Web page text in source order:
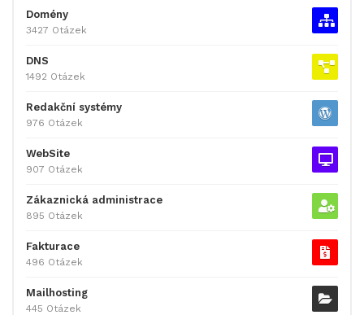
Domény
3427 Otázek
DNS
1492 Otázek
Redakční systémy
976 Otázek
WebSite
907 Otázek
Zákaznická administrace
895 Otázek
Fakturace
496 Otázek
Mailhosting
445 Otázek